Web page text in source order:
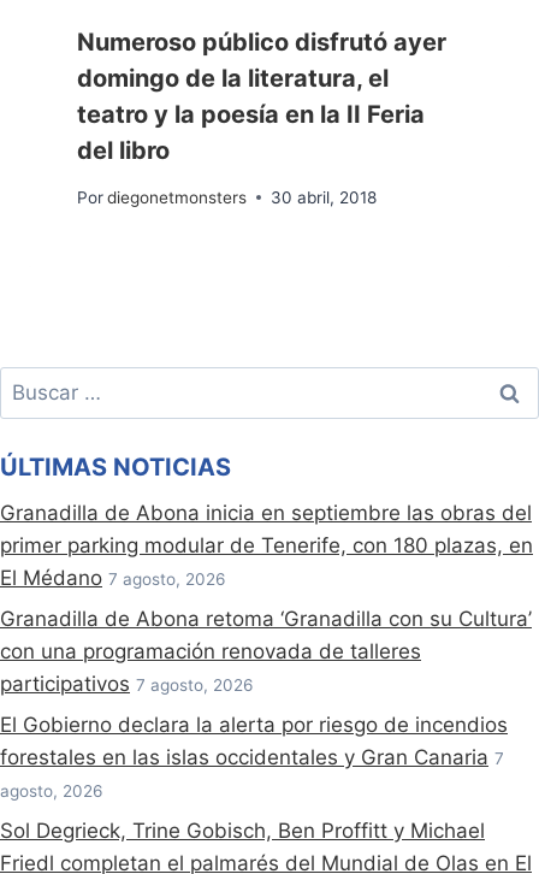
Numeroso público disfrutó ayer
domingo de la literatura, el
teatro y la poesía en la II Feria
del libro
Pordiegonetmonsters 30 abril, 2018
Buscar:
ÚLTIMAS NOTICIAS
Granadilla de Abona inicia en septiembre las obras del
primer parking modular de Tenerife, con 180 plazas, en
El Médano 7 agosto, 2026
Granadilla de Abona retoma ‘Granadilla con su Cultura’
con una programación renovada de talleres
participativos 7 agosto, 2026
El Gobierno declara la alerta por riesgo de incendios
forestales en las islas occidentales y Gran Canaria 7
agosto, 2026
Sol Degrieck, Trine Gobisch, Ben Proffitt y Michael
Friedl completan el palmarés del Mundial de Olas en El